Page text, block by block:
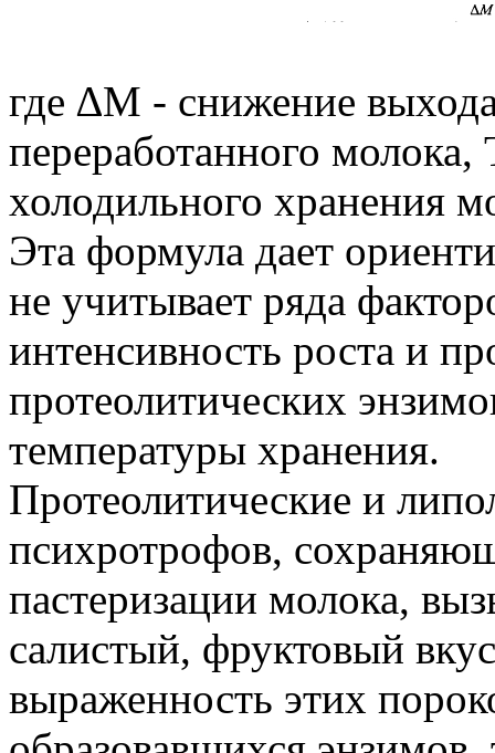
где ∆M - снижение
переработанного
холодильного хранения
Эта формула дает
не учитывает ряда
интенсивность роста и
протеолитических
температуры хранения.
Протеолитические и
психротрофов,
пастеризации молока,
салистый, фруктовый
выраженность этих